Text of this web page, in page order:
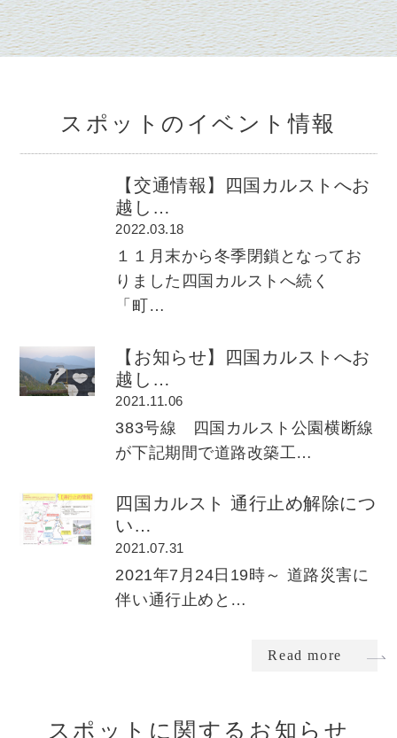
スポットのイベント情報
【交通情報】四国カルストへお
越し…
2022.03.18
１１月末から冬季閉鎖となってお
りました四国カルストへ続く
「町…
【お知らせ】四国カルストへお
越し…
2021.11.06
383号線 四国カルスト公園横断線
が下記期間で道路改築工…
四国カルスト 通行止め解除につ
い…
2021.07.31
2021年7月24日19時～ 道路災害に
伴い通行止めと…
Read more
スポットに関するお知らせ